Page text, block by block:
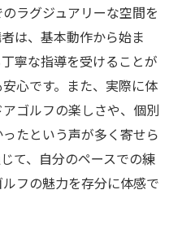
ラグジュアリーな空間を
は、基本動作から始ま
寧な指導を受けることが
心です。また、実際に体
ゴルフの楽しさや、個別
たという声が多く寄せら
て、自分のペースでの練
フの魅力を存分に体感で